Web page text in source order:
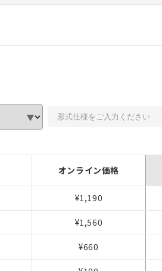
オンライン価格
¥1,190
¥1,560
¥660
ください。
当社在庫状況および標準価格(税抜)を
ビスの対象外となる商品もあること
ている更新日時点での社内データに基
よび標準価格とは異なる場合がある
取引先、またはお客様担当のオムロ